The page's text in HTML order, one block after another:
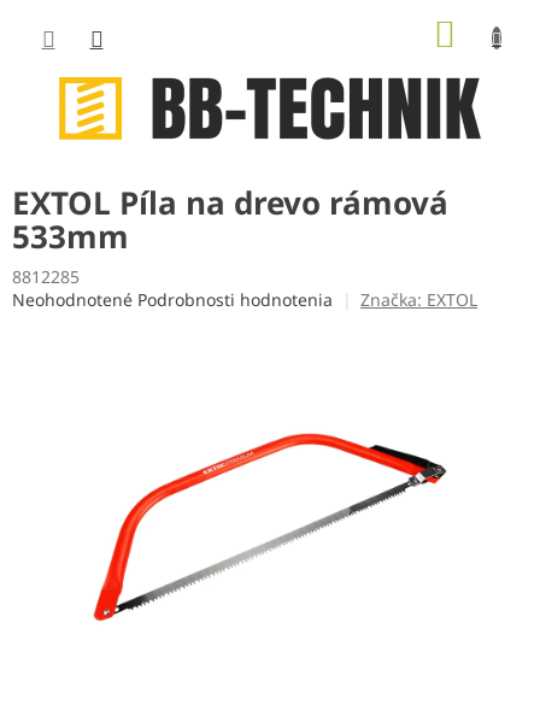
obsah
EXTOL Píla na drevo rámová
533mm
8812285
Priemerné
Neohodnotené Podrobnosti hodnotenia Značka: EXTOL